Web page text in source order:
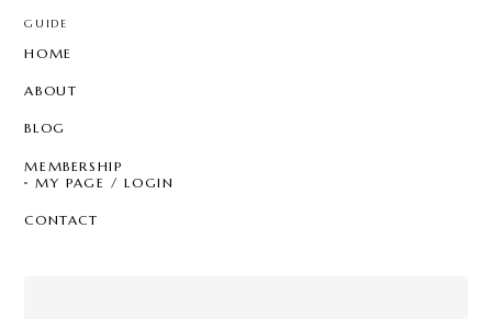
GUIDE
HOME
ABOUT
BLOG
MEMBERSHIP
MY PAGE / LOGIN
CONTACT